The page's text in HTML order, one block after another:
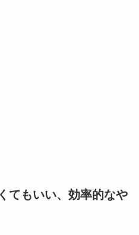
てもいい、効率的なや